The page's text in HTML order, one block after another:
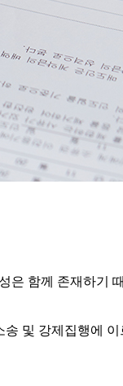
함께 존재하기
및 강제집행에